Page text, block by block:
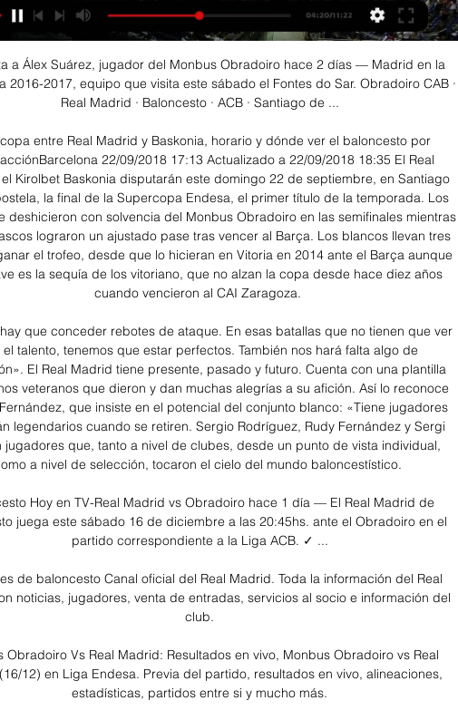
a Álex Suárez, jugador del Monbus Obradoiro hace 2 días — Madrid en la
2016-2017, equipo que visita este sábado el Fontes do Sar. Obradoiro CAB ·
Real Madrid · Baloncesto · ACB · Santiago de ...
entre Real Madrid y Baskonia, horario y dónde ver el baloncesto por
22/09/2018 17:13 Actualizado a 22/09/2018 18:35 El Real
Kirolbet Baskonia disputarán este domingo 22 de septiembre, en Santiago
la final de la Supercopa Endesa, el primer título de la temporada. Los
deshicieron con solvencia del Monbus Obradoiro en las semifinales mientras
lograron un ajustado pase tras vencer al Barça. Los blancos llevan tres
el trofeo, desde que lo hicieran en Vitoria en 2014 ante el Barça aunque
es la sequía de los vitoriano, que no alzan la copa desde hace diez años
cuando vencieron al CAI Zaragoza.
que conceder rebotes de ataque. En esas batallas que no tienen que ver
el talento, tenemos que estar perfectos. También nos hará falta algo de
El Real Madrid tiene presente, pasado y futuro. Cuenta con una plantilla
veteranos que dieron y dan muchas alegrías a su afición. Así lo reconoce
que insiste en el potencial del conjunto blanco: «Tiene jugadores
legendarios cuando se retiren. Sergio Rodríguez, Rudy Fernández y Sergi
jugadores que, tanto a nivel de clubes, desde un punto de vista individual,
a nivel de selección, tocaron el cielo del mundo baloncestístico.
Hoy en TV-Real Madrid vs Obradoiro hace 1 día — El Real Madrid de
juega este sábado 16 de diciembre a las 20:45hs. ante el Obradoiro en el
partido correspondiente a la Liga ACB. ✓ ...
de baloncesto Canal oficial del Real Madrid. Toda la información del Real
noticias, jugadores, venta de entradas, servicios al socio e información del
club.
Obradoiro Vs Real Madrid: Resultados en vivo, Monbus Obradoiro vs Real
12) en Liga Endesa. Previa del partido, resultados en vivo, alineaciones,
estadísticas, partidos entre si y mucho más.